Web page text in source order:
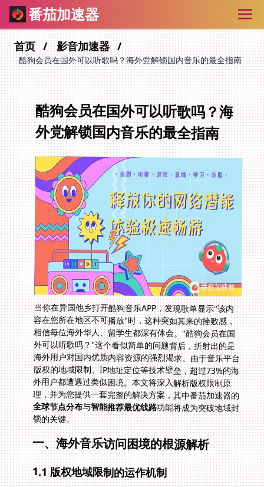
番茄加速器
首页 影音加速器
酷狗会员在国外可以听歌吗？海外党解锁国内音乐的最全指南
酷狗会员在国外可以听歌吗？海
外党解锁国内音乐的最全指南
当你在异国他乡打开酷狗音乐APP，发现歌单显示"该内
容在您所在地区不可播放"时，这种突如其来的挫败感，
相信每位海外华人、留学生都深有体会。"酷狗会员在国
外可以听歌吗？"这个看似简单的问题背后，折射出的是
海外用户对国内优质内容资源的强烈渴求。由于音乐平台
版权的地域限制、IP地址定位等技术壁垒，超过73%的海
外用户都遭遇过类似困境。本文将深入解析版权限制原
理，并为您提供一套完整的解决方案，其中番茄加速器的
全球节点分布与智能推荐最优线路功能将成为突破地域封
锁的关键。
一、海外音乐访问困境的根源解析
1.1 版权地域限制的运作机制